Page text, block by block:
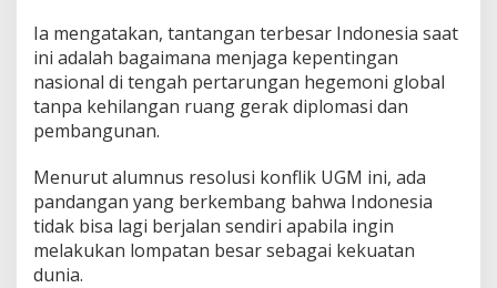
Ia mengatakan, tantangan terbesar Indonesia saat
ini adalah bagaimana menjaga kepentingan
nasional di tengah pertarungan hegemoni global
tanpa kehilangan ruang gerak diplomasi dan
pembangunan.
Menurut alumnus resolusi konflik UGM ini, ada
pandangan yang berkembang bahwa Indonesia
tidak bisa lagi berjalan sendiri apabila ingin
melakukan lompatan besar sebagai kekuatan
dunia.